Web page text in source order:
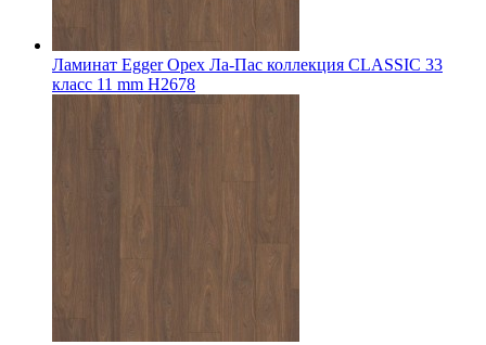
Ламинат Egger Орех Ла-Пас коллекция CLASSIC 33
класс 11 mm Н2678